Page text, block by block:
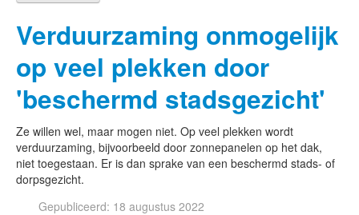
Verduurzaming onmogelijk
op veel plekken door
'beschermd stadsgezicht'
Ze willen wel, maar mogen niet. Op veel plekken wordt
verduurzaming, bijvoorbeeld door zonnepanelen op het dak,
niet toegestaan. Er is dan sprake van een beschermd stads- of
dorpsgezicht.
Gepubliceerd: 18 augustus 2022